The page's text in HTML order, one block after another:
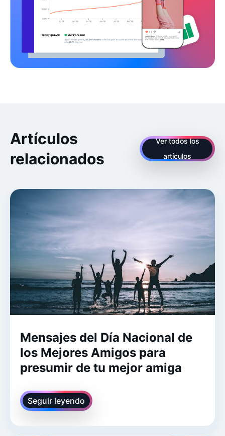
Artículos
relacionados
Ver todos los
artículos
Mensajes del Día Nacional de
los Mejores Amigos para
presumir de tu mejor amiga
Seguir leyendo